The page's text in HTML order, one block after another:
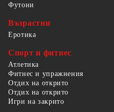
Футони
Възрастни
Еротика
Спорт и фитнес
Атлетика
Фитнес и упражнения
Отдих на открито
Отдих на открито
Игри на закрито